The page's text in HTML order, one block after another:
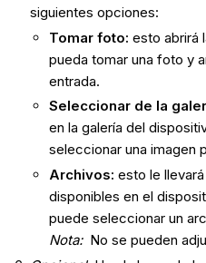
siguientes opciones:
Tomar foto: esto abrirá
pueda tomar una foto y
entrada.
Seleccionar de la
en la galería del
seleccionar una imagen
Archivos: esto le
disponibles en el
puede seleccionar un
Nota:No se pueden